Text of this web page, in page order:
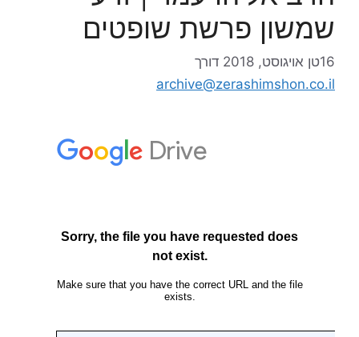
שמשון פרשת שופטים
16טן אויגוסט, 2018
דורך
archive@zerashimshon.co.il